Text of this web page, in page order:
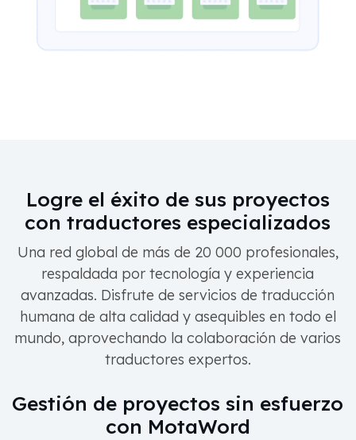
Logre el éxito de sus proyectos
con traductores especializados
Una red global de más de 20 000 profesionales,
respaldada por tecnología y experiencia
avanzadas. Disfrute de servicios de traducción
humana de alta calidad y asequibles en todo el
mundo, aprovechando la colaboración de varios
traductores expertos.
Gestión de proyectos sin esfuerzo
con MotaWord